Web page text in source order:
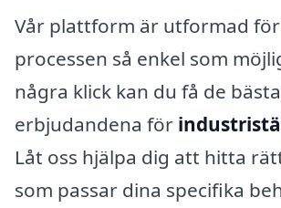
Vår plattform är utformad
processen så enkel som
några klick kan du få de bästa
erbjudandena för
Låt oss hjälpa dig att hitta
som passar dina specifika